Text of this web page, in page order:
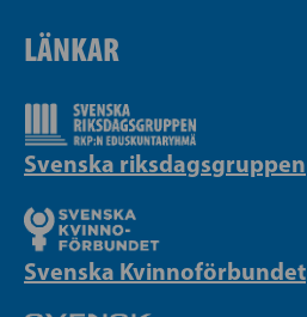
LÄNKAR
Svenska riksdagsgruppen
Svenska Kvinnoförbundet